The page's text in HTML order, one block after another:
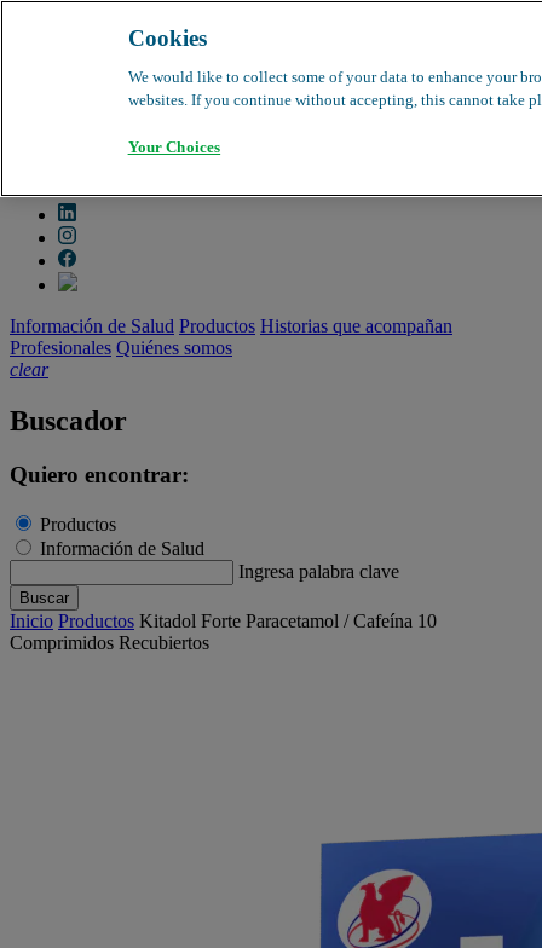
Dirección médica
Objeción de calidad
Información de Salud Productos Historias que acompañan
Profesionales Quiénes somos
clear
Buscador
Quiero encontrar:
Productos
Información de Salud
Ingresa palabra clave
Buscar
Inicio Productos Kitadol Forte Paracetamol / Cafeína 10
Comprimidos Recubiertos
Cookies
We would like to collect some of your data to enhance your
websites. If you continue without accepting, this cannot take
Your Choices